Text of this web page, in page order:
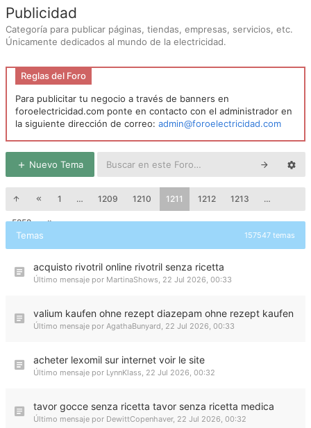
Publicidad
Categoría para publicar páginas, tiendas, empresas, servicios, etc.
Únicamente dedicados al mundo de la electricidad.
Reglas del Foro
Para publicitar tu negocio a través de banners en
foroelectricidad.com ponte en contacto con el administrador en
la siguiente dirección de correo: admin@foroelectricidad.com
Nuevo Tema
1 … 1209 1210 1211 1212 1213 …
5252
Temas 157547 temas
acquisto rivotril online rivotril senza ricetta
Último mensaje por MartinaShows, 22 Jul 2026, 00:33
valium kaufen ohne rezept diazepam ohne rezept kaufen
Último mensaje por AgathaBunyard, 22 Jul 2026, 00:33
acheter lexomil sur internet voir le site
Último mensaje por LynnKlass, 22 Jul 2026, 00:32
tavor gocce senza ricetta tavor senza ricetta medica
Último mensaje por DewittCopenhaver, 22 Jul 2026, 00:32